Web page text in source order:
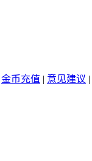
金币充值 | 意见建议 |